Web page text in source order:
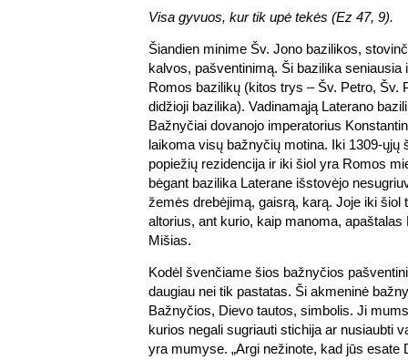
Visa gyvuos, kur tik upė tekės (Ez 47, 9).
Šiandien minime Šv. Jono bazilikos,
kalvos, pašventinimą. Ši bazilika seniausia
Romos bazilikų (kitos trys – Šv. Petro, Šv.
didžioji bazilika). Vadinamąją Laterano
Bažnyčiai dovanojo imperatorius
laikoma visų bažnyčių motina. Iki 1309-ųjų
popiežių rezidencija ir iki šiol yra Romos
bėgant bazilika Laterane išstovėjo
žemės drebėjimą, gaisrą, karą. Joje iki šiol
altorius, ant kurio, kaip manoma,
Mišias.
Kodėl švenčiame šios bažnyčios
daugiau nei tik pastatas. Ši akmeninė
Bažnyčios, Dievo tautos, simbolis. Ji
kurios negali sugriauti stichija ar nusiaubti
yra mumyse. „Argi nežinote, kad jūs esate